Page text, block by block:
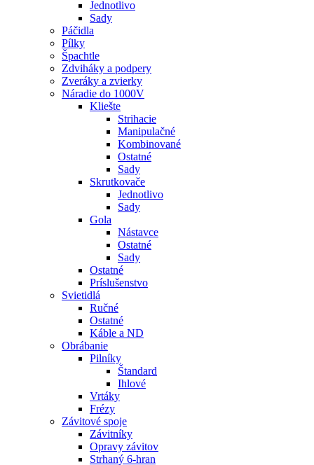
Jednotlivo
Sady
Páčidla
Pílky
Špachtle
Zdviháky a podpery
Zveráky a zvierky
Náradie do 1000V
Kliešte
Strihacie
Manipulačné
Kombinované
Ostatné
Sady
Skrutkovače
Jednotlivo
Sady
Gola
Nástavce
Ostatné
Sady
Ostatné
Príslušenstvo
Svietidlá
Ručné
Ostatné
Káble a ND
Obrábanie
Pilníky
Štandard
Ihlové
Vrtáky
Frézy
Závitové spoje
Závitníky
Opravy závitov
Strhaný 6-hran